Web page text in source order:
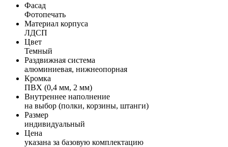
Фасад
Фотопечать
Материал корпуса
ЛДСП
Цвет
Темный
Раздвижная система
алюминиевая, нижнеопорная
Кромка
ПВХ (0,4 мм, 2 мм)
Внутреннее наполнение
на выбор (полки, корзины, штанги)
Размер
индивидуальный
Цена
указана за базовую комплектацию